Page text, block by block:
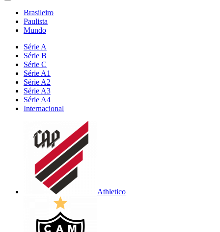
Brasileiro
Paulista
Mundo
Série A
Série B
Série C
Série A1
Série A2
Série A3
Série A4
Internacional
Athletico